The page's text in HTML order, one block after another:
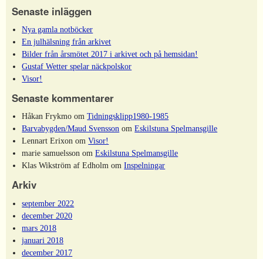
Senaste inläggen
Nya gamla notböcker
En julhälsning från arkivet
Bilder från årsmötet 2017 i arkivet och på hemsidan!
Gustaf Wetter spelar näckpolskor
Visor!
Senaste kommentarer
Håkan Frykmo omTidningsklipp1980-1985
Barvabygden/Maud Svensson omEskilstuna Spelmansgille
Lennart Erixon omVisor!
marie samuelsson omEskilstuna Spelmansgille
Klas Wikström af Edholm omInspelningar
Arkiv
september 2022
december 2020
mars 2018
januari 2018
december 2017